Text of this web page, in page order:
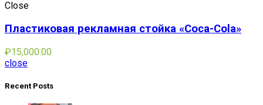
Close
Пластиковая рекламная стойка «Coca-Cola»
₽15,000.00
close
Recent Posts